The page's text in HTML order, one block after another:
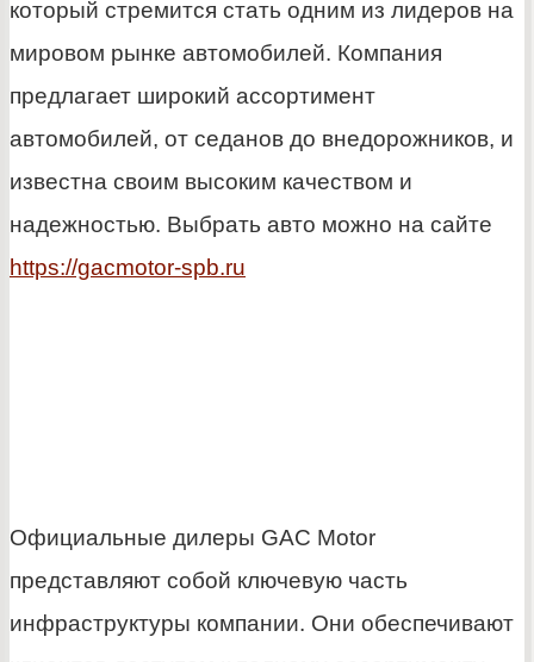
который стремится стать одним из лидеров на
мировом рынке автомобилей. Компания
предлагает широкий ассортимент
автомобилей, от седанов до внедорожников, и
известна своим высоким качеством и
надежностью. Выбрать авто можно на сайте
https://gacmotor-spb.ru
Официальные дилеры GAC Motor
представляют собой ключевую часть
инфраструктуры компании. Они обеспечивают